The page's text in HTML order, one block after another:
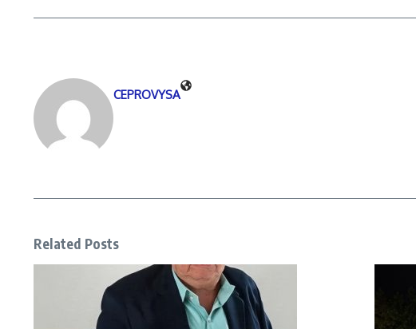
CEPROVYSA
Related Posts